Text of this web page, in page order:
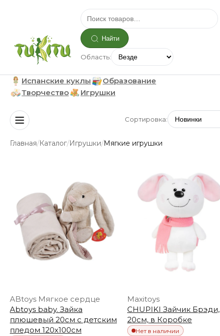
Найти
Область:
Испанские куклы
Образование
Творчество
Игрушки
Сортировка:
Главная/Каталог/Игрушки/Мягкие игрушки
ABtoys Мягкое сердце
Abtoys baby. Зайка
плюшевый 20см с детским
пледом 120х100см
Maxitoys
CHUPIKI Зайчик Брэди,
20см, в Коробке
Нет в наличии